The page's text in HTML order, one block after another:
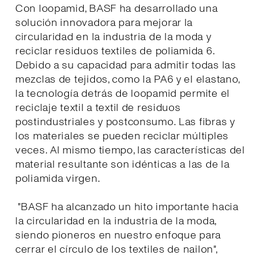
Con loopamid, BASF ha desarrollado una
solución innovadora para mejorar la
circularidad en la industria de la moda y
reciclar residuos textiles de poliamida 6.
Debido a su capacidad para admitir todas las
mezclas de tejidos, como la PA6 y el elastano,
la tecnología detrás de loopamid permite el
reciclaje textil a textil de residuos
postindustriales y postconsumo. Las fibras y
los materiales se pueden reciclar múltiples
veces. Al mismo tiempo, las características del
material resultante son idénticas a las de la
poliamida virgen.
"BASF ha alcanzado un hito importante hacia
la circularidad en la industria de la moda,
siendo pioneros en nuestro enfoque para
cerrar el círculo de los textiles de nailon",